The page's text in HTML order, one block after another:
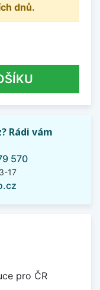
dnů.
Rádi vám
570
17
pro ČR